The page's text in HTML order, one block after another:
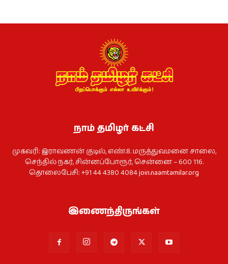
நாம் தமிழர் கட்சி
முகவரி: இராவணன் குடில், எண்.8. மருத்துவமனை சாலை,
செந்தில் நகர், சின்னப்போரூர், சென்னை – 600 116.
தொலைபேசி: +91 44 4380 4084join.naamtamilar.org
இணைந்திருங்கள்